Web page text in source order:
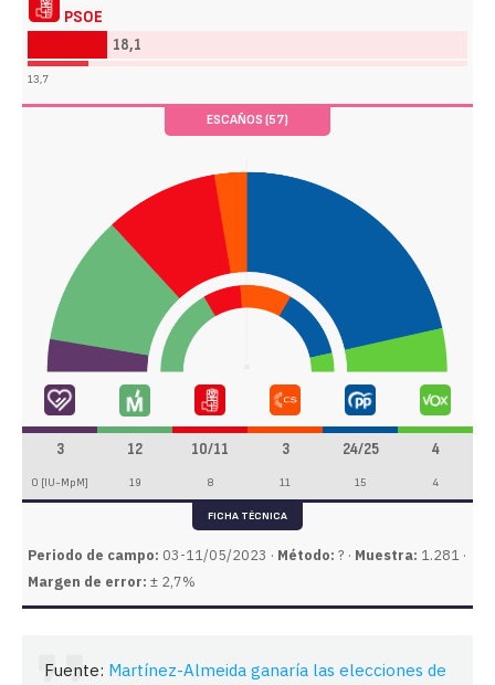
PSOE
18,1
13,7
ESCAÑOS (57)
3 12 10/11 3 24/25 4
0 [IU-MpM] 19 8 11 15 4
FICHA TÉCNICA
Periodo de campo: 03-11/05/2023 · Método: ? · Muestra: 1.281 ·
Margen de error: ± 2,7%
Fuente: Martínez-Almeida ganaría las elecciones de